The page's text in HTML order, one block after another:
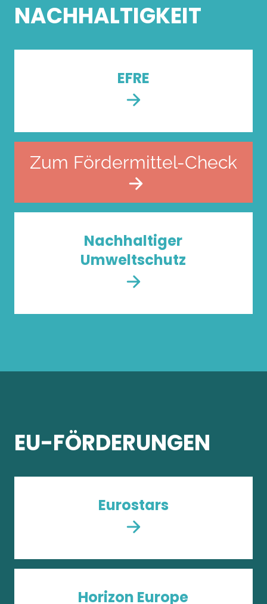
NACHHALTIGKEIT
EFRE
Zum Fördermittel-Check
Nachhaltiger
Umweltschutz
EU-FÖRDERUNGEN
Eurostars
Horizon Europe